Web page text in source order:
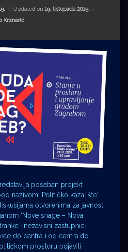
Updated on 19. listopada 2019.
Krznarić
poseban projekt
nazivom ‘Političko kazalište’.
otvorenima za javnost
‘Nove snage – Nova
i nezavisni zastupnici
do centra i od centra do
prostoru pojavili